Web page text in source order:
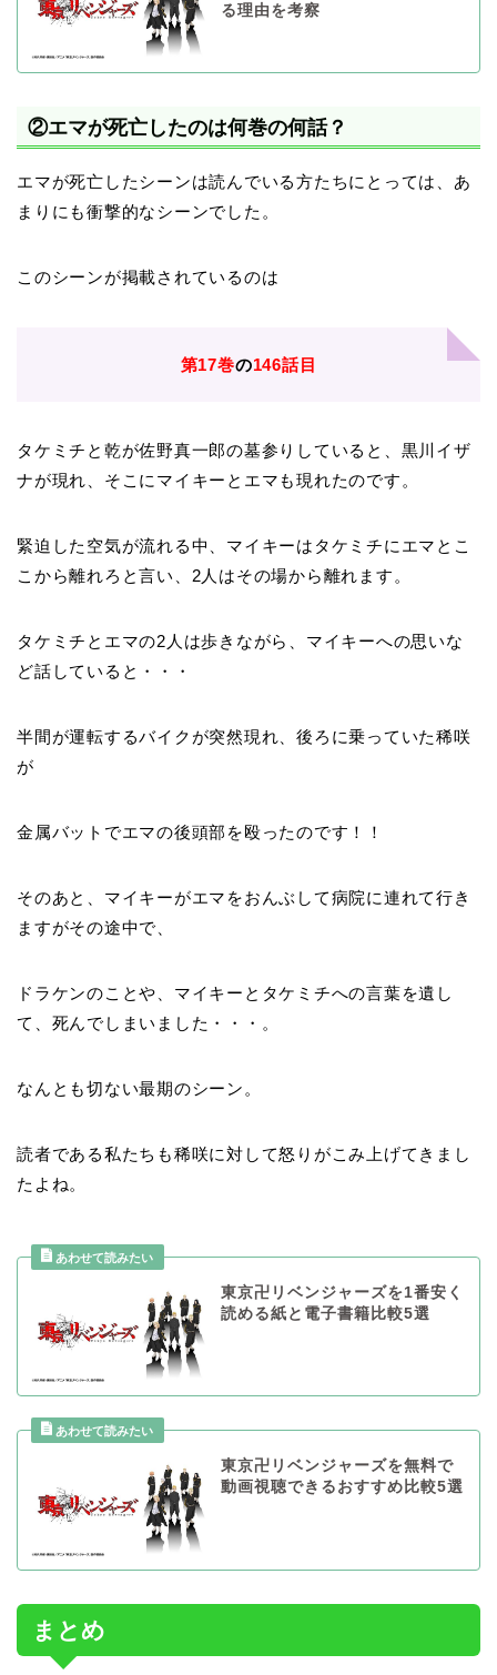
る理由を考察
②エマが死亡したのは何巻の何話？
エマが死亡したシーンは読んでいる方たちにとっては、あ
まりにも衝撃的なシーンでした。
このシーンが掲載されているのは
第17巻の146話目
タケミチと乾が佐野真一郎の墓参りしていると、黒川イザ
ナが現れ、そこにマイキーとエマも現れたのです。
緊迫した空気が流れる中、マイキーはタケミチにエマとこ
こから離れろと言い、2人はその場から離れます。
タケミチとエマの2人は歩きながら、マイキーへの思いな
ど話していると・・・
半間が運転するバイクが突然現れ、後ろに乗っていた稀咲
が
金属バットでエマの後頭部を殴ったのです！！
そのあと、マイキーがエマをおんぶして病院に連れて行き
ますがその途中で、
ドラケンのことや、マイキーとタケミチへの言葉を遺し
て、死んでしまいました・・・。
なんとも切ない最期のシーン。
読者である私たちも稀咲に対して怒りがこみ上げてきまし
たよね。
東京卍リベンジャーズを1番安く
読める紙と電子書籍比較5選
東京卍リベンジャーズを無料で
動画視聴できるおすすめ比較5選
まとめ